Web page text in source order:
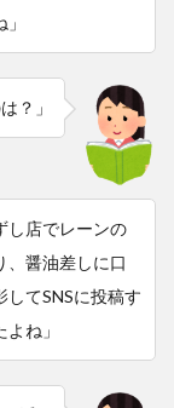
？」
し店でレーンの
、醤油差しに口
てSNSに投稿す
ね」